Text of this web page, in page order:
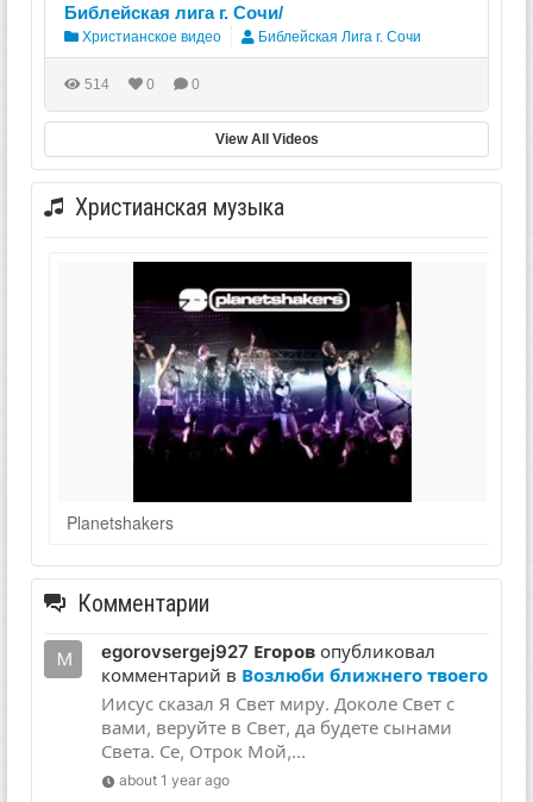
Библейская лига г. Сочи/
Христианское видео Библейская Лига г. Сочи
514 0 0
View All Videos
Христианская музыка
Planetshakers
Комментарии
egorovsergej927 Егоров опубликовал
комментарий в Возлюби ближнего твоего
Иисус сказал Я Свет миру. Доколе Свет с
вами, веруйте в Свет, да будете сынами
Света. Се, Отрок Мой,...
about 1 year ago